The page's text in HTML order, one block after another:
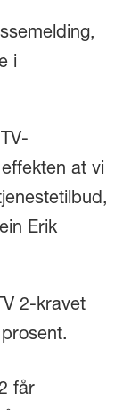
i
at vi
Erik
2-kravet
får